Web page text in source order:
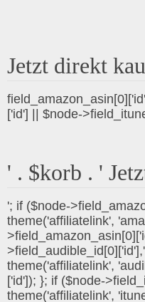
Jetzt direkt
['id'] || $node-
' . $korb . '
'; if ($node-
theme('affiliatelink',
theme('affiliatelink',
['id']); }; if ($node-
theme('affiliatelink',